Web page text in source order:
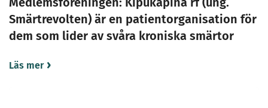
Smärtrevolten) är en patientorganisation för
dem som lider av svåra kroniska smärtor
Läs mer